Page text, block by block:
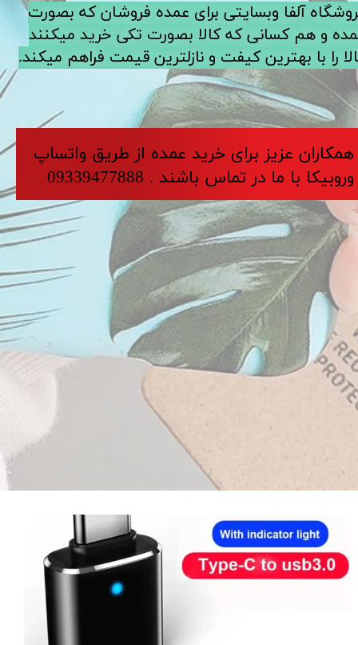
آلفا وبسایتی برای عمده فروشان که بصورت
و هم کسانی که کالا بصورت تکی خرید میکنند
را با بهترین کیفت و نازلترین قیمت فراهم میکند.
​​​همکاران عزیز برای خرید عمده از طریق واتساپ
وروبیکا با ما در تماس باشند . 09339477888